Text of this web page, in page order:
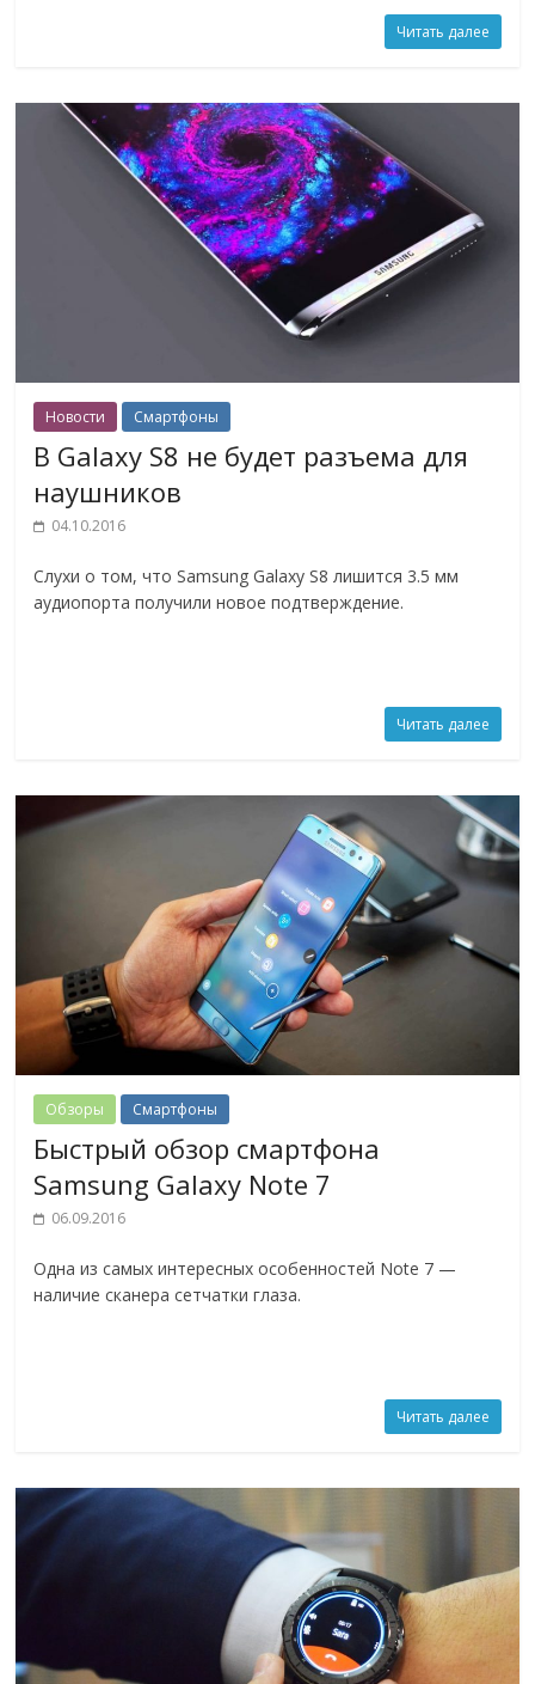
Читать далее
Новости Смартфоны
В Galaxy S8 не будет разъема для
наушников
04.10.2016
Слухи о том, что Samsung Galaxy S8 лишится 3.5 мм
аудиопорта получили новое подтверждение.
Читать далее
Обзоры Смартфоны
Быстрый обзор смартфона
Samsung Galaxy Note 7
06.09.2016
Одна из самых интересных особенностей Note 7 —
наличие сканера сетчатки глаза.
Читать далее